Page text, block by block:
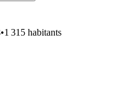
•1 315 habitants